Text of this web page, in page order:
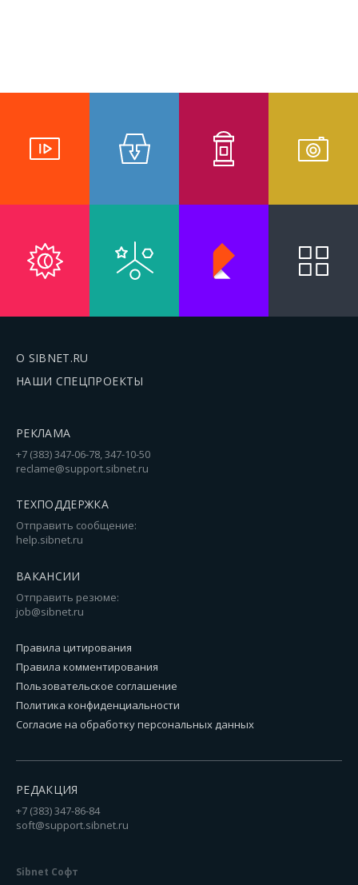
О SIBNET.RU
НАШИ СПЕЦПРОЕКТЫ
РЕКЛАМА
+7 (383) 347-06-78, 347-10-50
reclame@support.sibnet.ru
ТЕХПОДДЕРЖКА
Отправить сообщение:
help.sibnet.ru
ВАКАНСИИ
Отправить резюме:
job@sibnet.ru
Правила цитирования
Правила комментирования
Пользовательское соглашение
Политика конфиденциальности
Согласие на обработку персональных данных
РЕДАКЦИЯ
+7 (383) 347-86-84
soft@support.sibnet.ru
Sibnet Софт